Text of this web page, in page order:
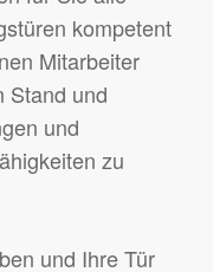
kompetent
Mitarbeiter
Stand und
und
zu
und Ihre Tür